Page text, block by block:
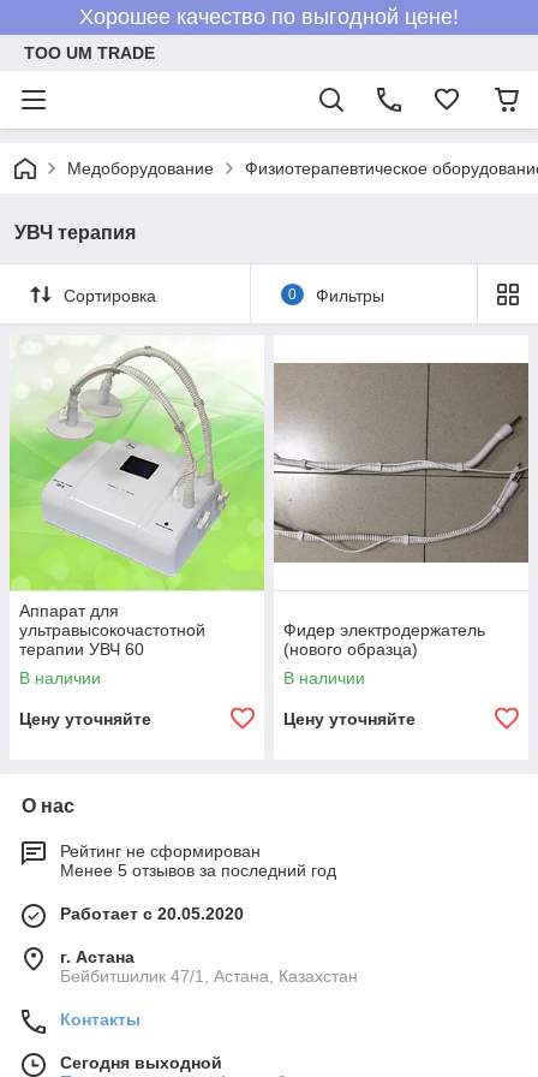
Хорошее качество по выгодной цене!
ТОО UM TRADE
Медоборудование Физиотерапевтическое
УВЧ терапия
Сортировка 0 Фильтры
Аппарат для
ультравысокочастотной
терапии УВЧ 60
В наличии
Цену уточняйте
Фидер электродержатель
(нового образца)
В наличии
Цену уточняйте
О нас
Рейтинг не сформирован
Менее 5 отзывов за последний год
Работает с 20.05.2020
г. Астана
Бейбитшилик 47/1, Астана, Казахстан
Контакты
Сегодня выходной